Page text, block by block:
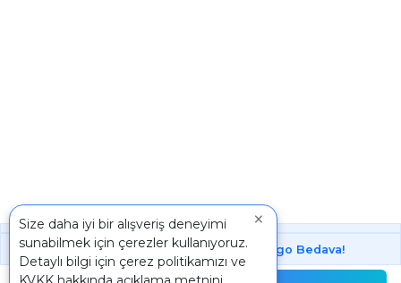
×
Size daha iyi bir alışveriş deneyimi
sunabilmek için çerezler kullanıyoruz.
Detaylı bilgi için çerez politikamızı ve
1000 ₺ Üstünde Bu Üründe Kargo Bedava!
Paket